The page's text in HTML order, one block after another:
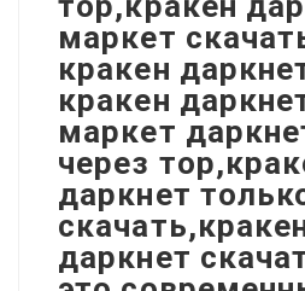
маркет
кракен
кракен
маркет
через
даркнет
даркнет